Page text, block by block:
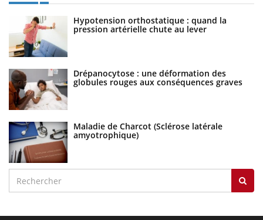
Hypotension orthostatique : quand la
pression artérielle chute au lever
Drépanocytose : une déformation des
globules rouges aux conséquences graves
Maladie de Charcot (Sclérose latérale
amyotrophique)